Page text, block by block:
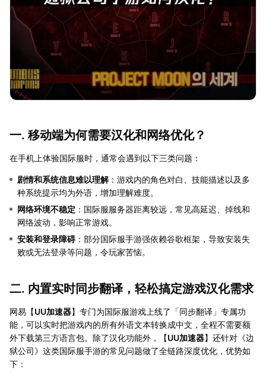
一. 移动端为何需要汉化和网络优化？
在手机上体验国际服时，通常会遇到以下三类问题：
剧情和系统信息难以理解：游戏内的角色对白、技能描述以及多
种系统提示均为外语，增加理解难度。
网络环境不稳定 ：国际服服务器距离较远，常见高延迟、掉线和
网络波动，影响正常游戏。
安装和登录障碍：部分国际服手游强依赖谷歌框架，导致安装失
败或无法登录等问题，令玩家苦恼。
二. 内置实时同步翻译，轻松搞定游戏汉化需求
网易【UU加速器】专门为国际服游戏上线了「同步翻译」专属功
能，可以实时把游戏内的所有外语文本转换成中文，全程不需要额
外下载第三方语言包。除了汉化功能外，【UU加速器】还针对《边
狱公司》这类国际服手游的常见问题做了全链路深度优化，优势如
下：